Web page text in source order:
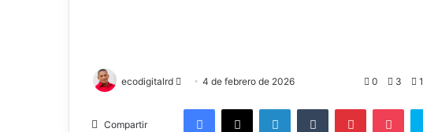
ecodigitalrd
Send
email
4 de febrero de 2026 0 3
Compartir
Facebook
X LinkedInTumblr Pinterest